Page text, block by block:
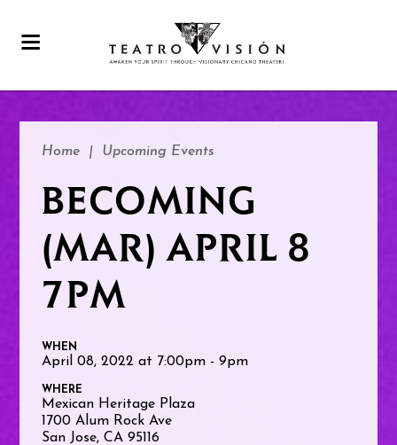
Home | Upcoming Events
BECOMING
(MAR) APRIL 8
7PM
WHEN
April 08, 2022 at 7:00pm - 9pm
WHERE
Mexican Heritage Plaza
1700 Alum Rock Ave
San Jose, CA 95116